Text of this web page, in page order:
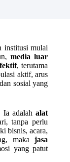
institusi mulai
media luar
, terutama
aktif, arus
sosial yang
Ia adalahalat
tanpa perlu
bisnis, acara,
makajasa
yang patut